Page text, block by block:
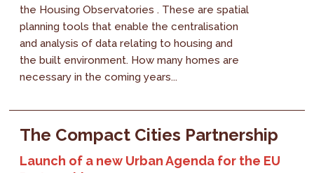
the Housing Observatories . These are spatial
planning tools that enable the centralisation
and analysis of data relating to housing and
the built environment. How many homes are
necessary in the coming years...
The Compact Cities Partnership
Launch of a new Urban Agenda for the EU